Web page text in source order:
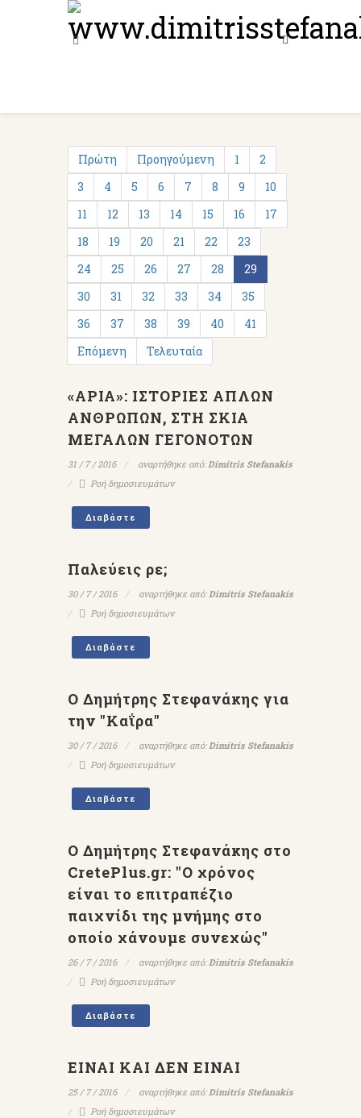
Πρώτη Προηγούμενη 1
2
3
4 5 6 7 8 9
10
11
12 13 14 15 16
17
18
19 20 21 22
23
24
25 26 27 28
29
30
31 32 33 34
35
36
37 38 39 40
41
Επόμενη
Τελευταία
«ΑΡΙΑ»: ΙΣΤΟΡΙΕΣ ΑΠΛΩΝ
ΑΝΘΡΩΠΩΝ, ΣΤΗ ΣΚΙΑ
ΜΕΓΑΛΩΝ ΓΕΓΟΝΟΤΩΝ
31 / 7 / 2016 αναρτήθηκε από:Dimitris Stefanakis
Ροή δημοσιευμάτων
Διαβάστε
Παλεύεις ρε;
30 / 7 / 2016 αναρτήθηκε από:Dimitris Stefanakis
Ροή δημοσιευμάτων
Διαβάστε
Ο Δημήτρης Στεφανάκης για
την "Καΐρα"
30 / 7 / 2016 αναρτήθηκε από:Dimitris Stefanakis
Ροή δημοσιευμάτων
Διαβάστε
Ο Δημήτρης Στεφανάκης στο
CretePlus.gr: "Ο χρόνος
είναι το επιτραπέζιο
παιχνίδι της μνήμης στο
οποίο χάνουμε συνεχώς"
26 / 7 / 2016 αναρτήθηκε από:Dimitris Stefanakis
Ροή δημοσιευμάτων
Διαβάστε
ΕΙΝΑΙ ΚΑΙ ΔΕΝ ΕΙΝΑΙ
25 / 7 / 2016 αναρτήθηκε από:Dimitris Stefanakis
Ροή δημοσιευμάτων